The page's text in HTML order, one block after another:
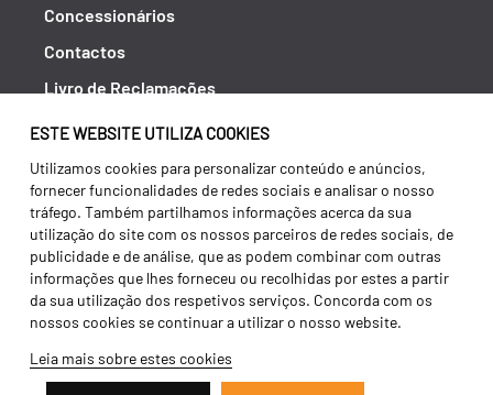
ESTE WEBSITE UTILIZA COOKIES
Utilizamos cookies para personalizar conteúdo e anúncios,
fornecer funcionalidades de redes sociais e analisar o nosso
tráfego. Também partilhamos informações acerca da sua
utilização do site com os nossos parceiros de redes sociais, de
publicidade e de análise, que as podem combinar com outras
informações que lhes forneceu ou recolhidas por estes a partir
da sua utilização dos respetivos serviços. Concorda com os
nossos cookies se continuar a utilizar o nosso website.
Leia mais sobre estes cookies
Concessionários
Contactos
Livro de Reclamações
Política de Privacidade
Canal de Denúncias (RGPC)
Termos e condições